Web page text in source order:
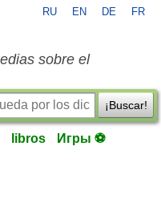
RU EN DE FR
sobre el
¡Buscar!
libros Игры ⚽